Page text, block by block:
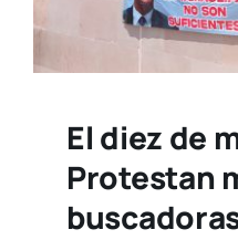
El diez de
Protestan